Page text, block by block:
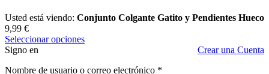
Usted está viendo: Conjunto Colgante Gatito y Pendientes Hueco
9,99 €
Seleccionar opciones
Signo en
Crear una Cuenta
Nombre de usuario o correo electrónico *